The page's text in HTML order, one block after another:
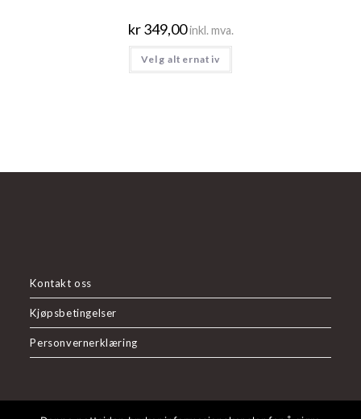
kr349,00 inkl. mva.
Velg alternativ
Kontakt oss
Kjøpsbetingelser
Personvernerklæring